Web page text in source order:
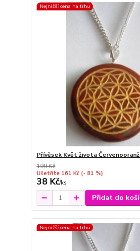
Nejnižší cena na trhu
Přívěsek Květ života
199 Kč
Ušetříte 161 Kč (- 81 %)
38 Kč/ks
Přidat do
Nejnižší cena na trhu